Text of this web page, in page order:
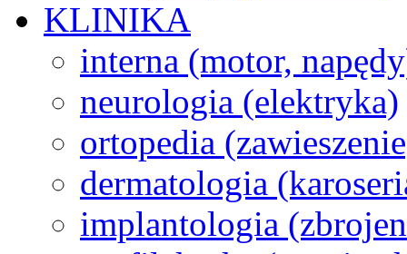
KLINIKA
interna (motor,
neurologia (elektryka)
ortopedia
dermatologia
implantologia